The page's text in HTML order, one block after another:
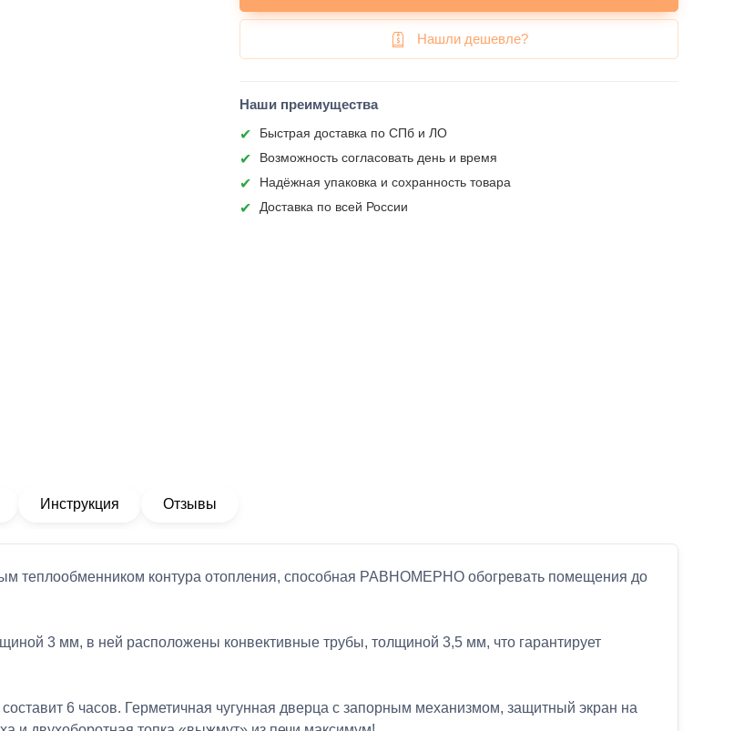
Нашли дешевле?
Наши преимущества
Быстрая доставка по СПб и ЛО
Возможность согласовать день и время
Надёжная упаковка и сохранность товара
Доставка по всей России
Инструкция Отзывы
теплообменником контура отопления, способная РАВНОМЕРНО обогревать помещения до
3 мм, в ней расположены конвективные трубы, толщиной 3,5 мм, что гарантирует
6 часов. Герметичная чугунная дверца с запорным механизмом, защитный экран на